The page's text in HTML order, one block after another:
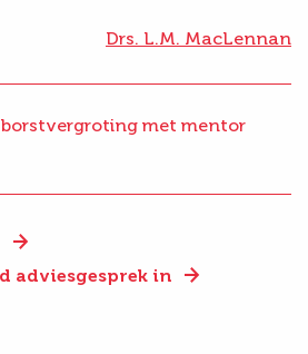
adviesgesprek in
Drs. L.M. MacLennan
met mentor